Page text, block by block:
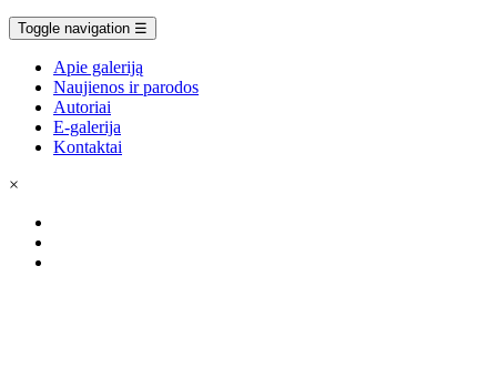
Toggle navigation ☰
Apie galeriją
Naujienos ir parodos
Autoriai
E-galerija
Kontaktai
×